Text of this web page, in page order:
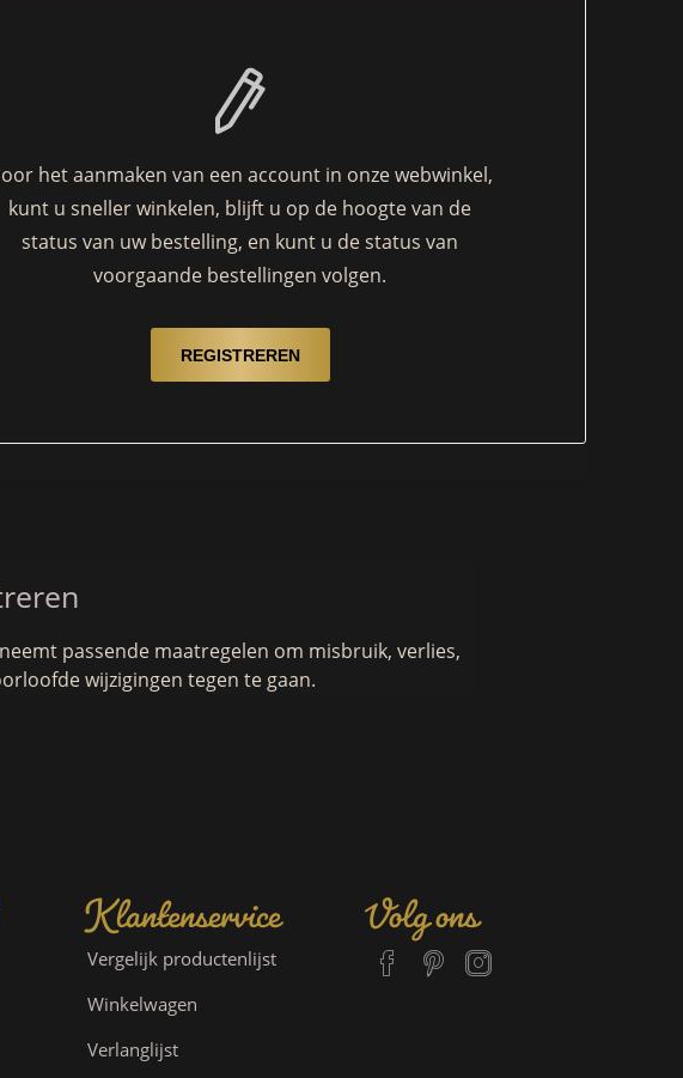
het aanmaken van een account in onze webwinkel,
kunt u sneller winkelen, blijft u op de hoogte van de
status van uw bestelling, en kunt u de status van
voorgaande bestellingen volgen.
passende maatregelen om misbruik, verlies,
wijzigingen tegen te gaan.
Klantenservice
Vergelijk productenlijst
Winkelwagen
Verlanglijst
Volg ons